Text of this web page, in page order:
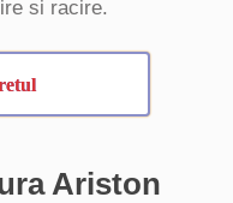
si racire.